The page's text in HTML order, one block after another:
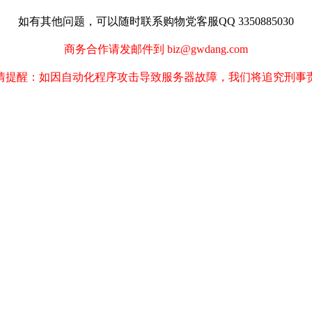
如有其他问题，可以随时联系购物党客服QQ 3350885030
商务合作请发邮件到 biz@gwdang.com
提醒：如因自动化程序攻击导致服务器故障，我们将追究刑事